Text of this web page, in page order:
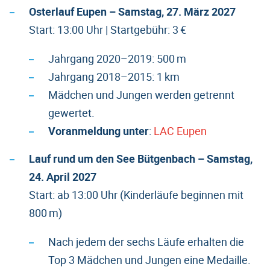
Osterlauf Eupen – Samstag, 27. März 2027
Start: 13:00 Uhr | Startgebühr: 3 €
Jahrgang 2020–2019: 500 m
Jahrgang 2018–2015: 1 km
Mädchen und Jungen werden getrennt
gewertet.
Voranmeldung unter: LAC Eupen
Lauf rund um den See Bütgenbach – Samstag,
24. April 2027
Start: ab 13:00 Uhr (Kinderläufe beginnen mit
800 m)
Nach jedem der sechs Läufe erhalten die
Top 3 Mädchen und Jungen eine Medaille.